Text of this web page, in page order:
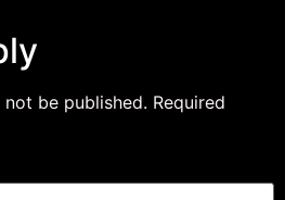
be published. Required